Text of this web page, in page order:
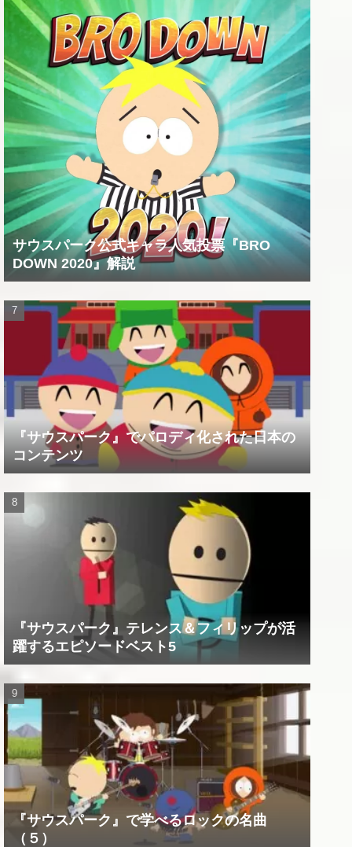
サウスパーク公式キャラ人気投票『BRO
DOWN 2020』解説
『サウスパーク』でパロディ化された日本の
コンテンツ
『サウスパーク』テレンス＆フィリップが活
躍するエピソードベスト5
『サウスパーク』で学べるロックの名曲
（５）